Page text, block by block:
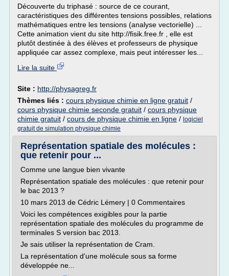
Découverte du triphasé : source de ce courant,
caractéristiques des différentes tensions possibles, relations
mathématiques entre les tensions (analyse vectorielle) ...
Cette animation vient du site http://fisik.free.fr , elle est
plutôt destinée à des élèves et professeurs de physique
appliquée car assez complexe, mais peut intéresser les...
Lire la suite
Site : http://physagreg.fr
Thèmes liés : cours physique chimie en ligne gratuit /
cours physique chimie seconde gratuit / cours physique
chimie gratuit / cours de physique chimie en ligne / logiciel
gratuit de simulation physique chimie
Représentation spatiale des molécules :
que retenir pour ...
Comme une langue bien vivante
Représentation spatiale des molécules : que retenir pour
le bac 2013 ?
10 mars 2013 de Cédric Lémery | 0 Commentaires
Voici les compétences exigibles pour la partie
représentation spatiale des molécules du programme de
terminales S version bac 2013.
Je sais utiliser la représentation de Cram.
La représentation d'une molécule sous sa forme
développée ne...